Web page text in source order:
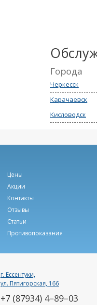
Города
Черкесск
Карачаевск
Кисловодск
Цены
Акции
Контакты
Отзывы
Статьи
Противопоказания
г. Ессентуки,
ул. Пятигорская, 166
+7 (87934) 4–89–03